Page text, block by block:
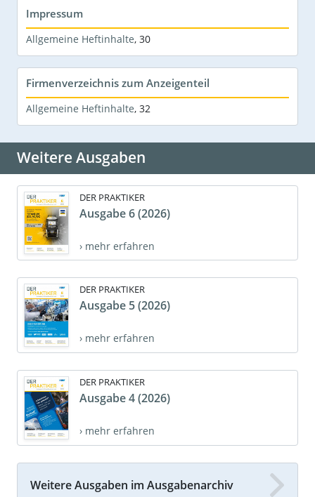
Impressum
Allgemeine Heftinhalte, 30
Firmenverzeichnis zum Anzeigenteil
Allgemeine Heftinhalte, 32
Weitere Ausgaben
DER PRAKTIKER
Ausgabe 6 (2026)
› mehr erfahren
DER PRAKTIKER
Ausgabe 5 (2026)
› mehr erfahren
DER PRAKTIKER
Ausgabe 4 (2026)
› mehr erfahren
Weitere Ausgaben im Ausgabenarchiv